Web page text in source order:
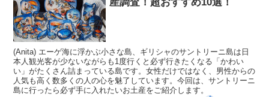
(Anita) エーゲ海に浮かぶ小さな島、ギリシャのサントリーニ島は日
本人観光客が少ないながらも1度行くと必ず行きたくなる「かわい
い」がたくさん詰まっている島です。女性だけではなく、男性からの
人気も高く数多くの人の心を魅了しています。今回は、サントリーニ
島に行ったら必ず手に入れたいお土産をご紹介します。